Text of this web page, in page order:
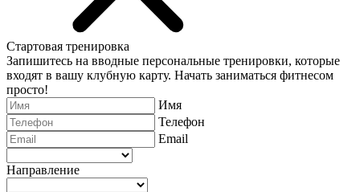
Стартовая тренировка
Запишитесь на вводные персональные тренировки, которые
входят в вашу клубную карту. Начать заниматься фитнесом
просто!
Имя
Телефон
Email
Направление